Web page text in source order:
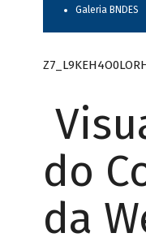
Galeria BNDES
do
da